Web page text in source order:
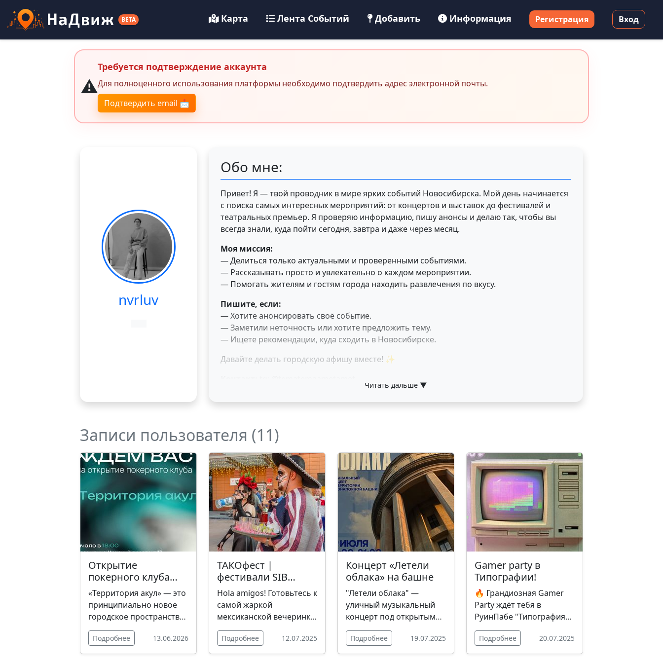
BETA Карта Лента Событий Добавить Информация Регистрация Вход
⚠️
Требуется подтверждение аккаунта
Для полноценного использования платформы необходимо подтвердить адрес электронной почты.
Подтвердить email 📩
nvrluv
Обо мне:
Привет! Я — твой проводник в мире ярких событий Новосибирска. Мой день начинается
с поиска самых интересных мероприятий: от концертов и выставок до фестивалей и
театральных премьер. Я проверяю информацию, пишу анонсы и делаю так, чтобы вы
всегда знали, куда пойти сегодня, завтра и даже через месяц.
Моя миссия:
— Делиться только актуальными и проверенными событиями.
— Рассказывать просто и увлекательно о каждом мероприятии.
— Помогать жителям и гостям города находить развлечения по вкусу.
Пишите, если:
— Хотите анонсировать своё событие.
— Заметили неточность или хотите предложить тему.
— Ищете рекомендации, куда сходить в Новосибирске.
Давайте делать городскую афишу вместе! ✨
Читать дальше ▼
Записи пользователя (11)
Открытие
покерного клуба
"ТЕРРИТОРИЯ АКУЛ"
«Территория акул» — это
принципиально новое
городское пространство
для любителей покера,
основанное на
принципах
Подробнее 13.06.2026
ТАКОфест |
фестивали SIB
CRAFT FEST
Hola amigos! Готовьтесь к
самой жаркой
мексиканской вечеринке
– вас ждёт взрыв эмоций,
море вкуса и
бесконечный драйв!
Подробнее 12.07.2025
Концерт «Летели
облака» на башне
"Летели облака" —
уличный музыкальный
концерт под открытым
небом на территории
старинной
водонапорной башни,
Подробнее 19.07.2025
Gamer party в
Типографии!
🔥 Грандиозная Gamer
Party ждёт тебя в
РуинПабе "Типография"!
Первый в СНГ тест-драйв
Nintendo Switch 2,
эпичный турнир по Mario
Подробнее 20.07.2025